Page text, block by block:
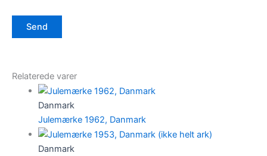
Relaterede varer
Danmark
Julemærke 1962, Danmark
Danmark